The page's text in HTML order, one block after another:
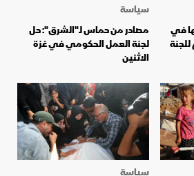
في
سياسة
مصادر من حماس لـ"الشرق": حل
لجنة العمل الحكومي في غزة
الاثنين
سياسة